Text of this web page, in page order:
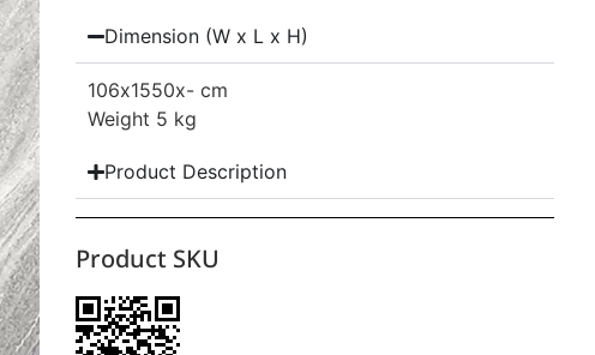
Dimension (W x L x H)
106x1550x- cm
Weight 5 kg
Product Description
Product SKU